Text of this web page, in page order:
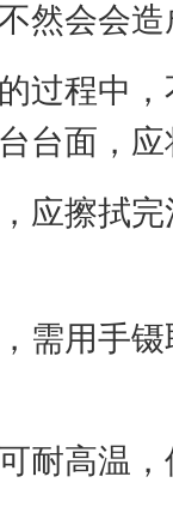
然会会
程中，
台面，
擦拭完
用手镊
高温，